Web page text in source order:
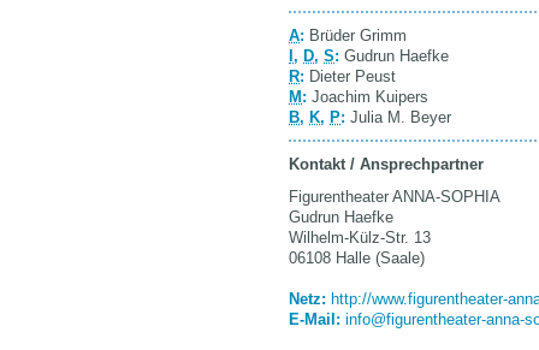
A: Brüder Grimm
, D, S: Gudrun Haefke
R: Dieter Peust
M : Joachim Kuipers
B, K, P: Julia M. Beyer
Kontakt / Ansprechpartner
Figurentheater ANNA-SOPHIA
Gudrun Haefke
Wilhelm-Külz-Str. 13
06108 Halle (Saale)
Netz: http://www.figurentheater-
E-Mail: info@figurentheater-anna-